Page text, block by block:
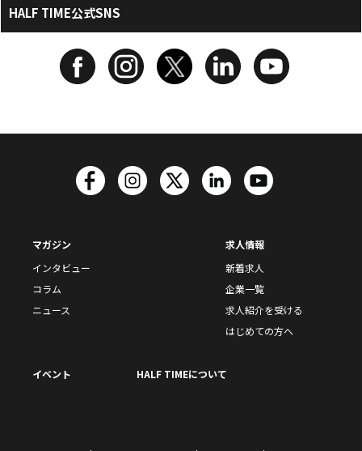
HALF TIME公式SNS
マガジン
インタビュー
コラム
ニュース
求人情報
新着求人
企業一覧
求人紹介を受ける
はじめての方へ
イベント HALF TIMEについて